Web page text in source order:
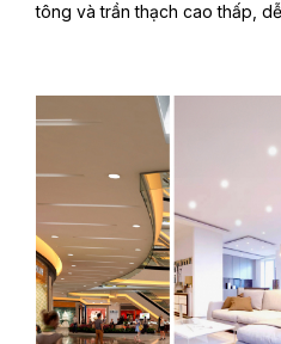
tông và trần thạch cao thấp,